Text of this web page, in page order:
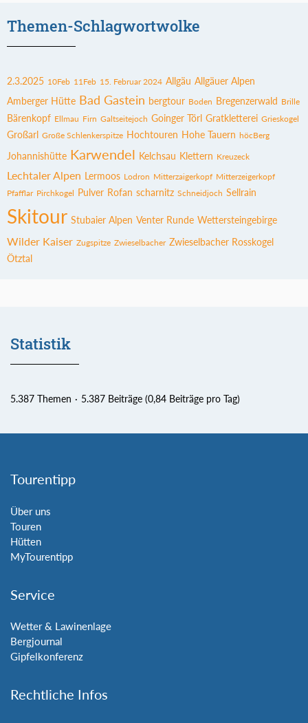
Themen-Schlagwortwolke
2.3.2025 10Feb 11Feb 15. Februar 2024 Allgäu Allgäuer Alpen
Amberger Hütte Bad Gastein bergtour Boden Bregenzerwald Brille
Bärenkopf Ellmau Firn Galtseitejoch Goinger Törl Gratkletterei Grieskogel
Großarl Große Schlenkerspitze Hochtouren Hohe Tauern höcBerg
Johannishütte Karwendel Kelchsau Klettern Kreuzeck
Lechtaler Alpen Lermoos Lodron Mitterzaigerkopf Mitterzeigerkopf
Pfafflar Pirchkogel Pulver Rofan scharnitz Schneidjoch Sellrain
Skitour Stubaier Alpen Venter Runde Wettersteingebirge
Wilder Kaiser Zugspitze Zwieselbacher Zwieselbacher Rosskogel
Ötztal
Statistik
5.387 Themen 5.387 Beiträge (0,84 Beiträge pro Tag)
Tourentipp
Über uns
Touren
Hütten
MyTourentipp
Service
Wetter & Lawinenlage
Bergjournal
Gipfelkonferenz
Rechtliche Infos